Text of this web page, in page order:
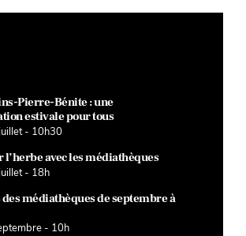
Pierre-Bénite : une
estivale pour tous
- 10h30
l’herbe avec les médiathèques
- 18h
médiathèques de septembre à
- 10h